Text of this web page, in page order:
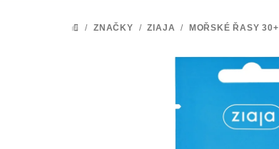
DOMŮ
/ ZNAČKY / ZIAJA / MOŘSKÉ ŘASY 30+